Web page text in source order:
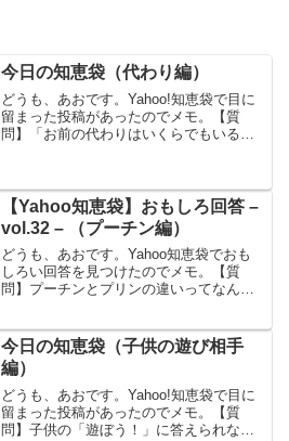
今日の知恵袋（代わり編）
どうも、あおです。Yahoo!知恵袋で目に
留まった投稿があったのでメモ。【質
問】「お前の代わりはいくらでもいる」
になった今は、誰にも...
【Yahoo知恵袋】おもしろ回答 –
vol.32 – （プーチン編）
どうも、あおです。Yahoo知恵袋でおも
しろい回答を見つけたのでメモ。【質
問】プーチンとプリンの違いってなんで
袋うまい！
今日の知恵袋（子供の遊び相手
編）
どうも、あおです。Yahoo!知恵袋で目に
留まった投稿があったのでメモ。【質
問】子供の「遊ぼう！」に答えられなく